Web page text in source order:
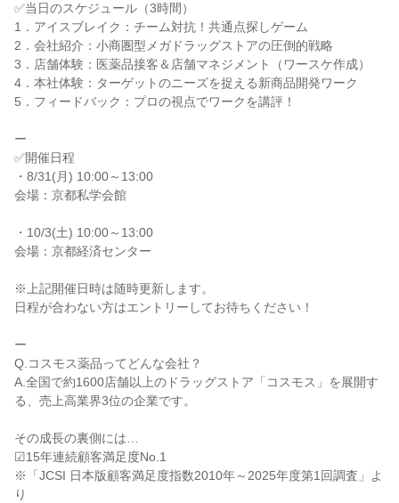
✅当日のスケジュール（3時間）
1．アイスブレイク：チーム対抗！共通点探しゲーム
2．会社紹介：小商圏型メガドラッグストアの圧倒的戦略
3．店舗体験：医薬品接客＆店舗マネジメント（ワースケ作成）
4．本社体験：ターゲットのニーズを捉える新商品開発ワーク
5．フィードバック：プロの視点でワークを講評！
ー
✅開催日程
・8/31(月) 10:00～13:00
会場：京都私学会館
・10/3(土) 10:00～13:00
会場：京都経済センター
※上記開催日時は随時更新します。
日程が合わない方はエントリーしてお待ちください！
ー
Q.コスモス薬品ってどんな会社？
A.全国で約1600店舗以上のドラッグストア「コスモス」を展開す
る、売上高業界3位の企業です。
その成長の裏側には…
☑15年連続顧客満足度No.1
※「JCSI 日本版顧客満足度指数2010年～2025年度第1回調査」よ
り